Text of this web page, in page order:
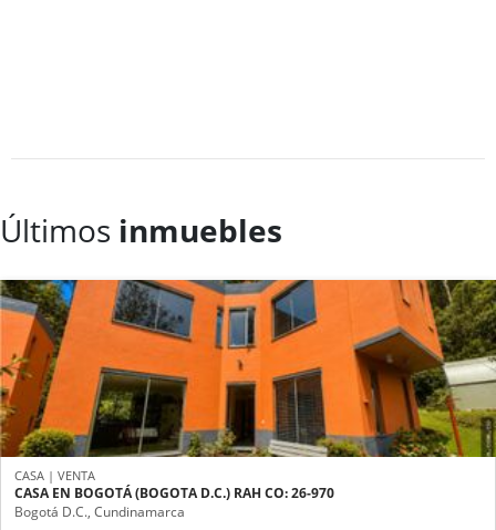
Últimos inmuebles
CASA | VENTA
CASA EN BOGOTÁ (BOGOTA D.C.) RAH CO: 26-970
Bogotá D.C., Cundinamarca